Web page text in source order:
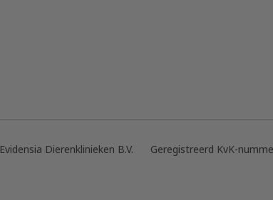
Evidensia Dierenklinieken B.V. Geregistreerd KvK-